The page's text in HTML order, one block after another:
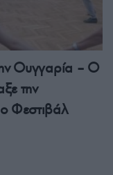
Ουγγαρία – Ο
την
Φεστιβάλ